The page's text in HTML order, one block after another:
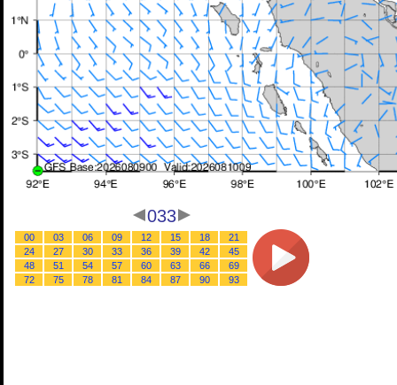
033
00 03 06 09 12 15 18
21
24
27 30 33 36 39 42
45
48
51 54 57 60 63 66
69
72
75 78 81 84 87 90 93